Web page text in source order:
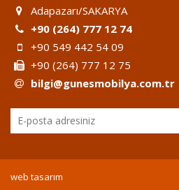
Adapazarı/SAKARYA
+90 (264) 777 12 74
+90 549 442 54 09
+90 (264) 777 12 75
bilgi@gunesmobilya.com.tr
web tasarım